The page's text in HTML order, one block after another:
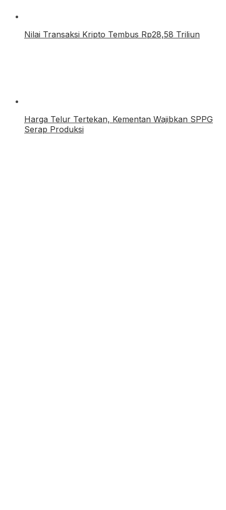
Nilai Transaksi Kripto Tembus Rp28,58 Triliun
Harga Telur Tertekan, Kementan Wajibkan SPPG
Serap Produksi